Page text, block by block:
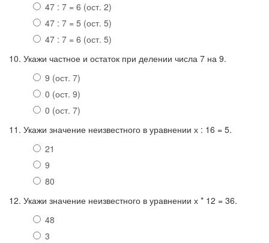
47 : 7 = 6 (ост. 2)
47 : 7 = 5 (ост. 5)
47 : 7 = 6 (ост. 5)
10. Укажи частное и остаток при делении числа 7 на 9.
9 (ост. 7)
0 (ост. 9)
0 (ост. 7)
11. Укажи значение неизвестного в уравнении х : 16 = 5.
21
9
80
12. Укажи значение неизвестного в уравнении х * 12 = 36.
48
3